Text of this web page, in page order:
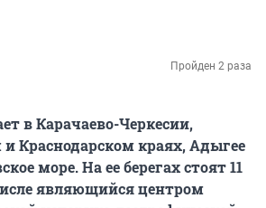
Пройден 2 раза
в Карачаево-Черкесии,
Краснодарском краях, Адыгее
море. На ее берегах стоят 11
являющийся центром